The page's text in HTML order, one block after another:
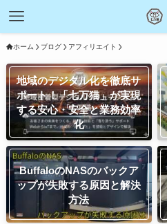
ホーム ブログ アフィリエイト
地域のデジタル化を徹底サ
ポート！「七万猫」が実現
する安心・安全と業務効率
化
BuffaloのNASのバックア
ップが失敗する原因と解決
方法